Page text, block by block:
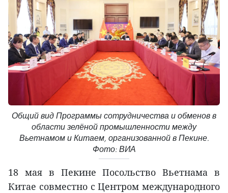
Общий вид Программы сотрудничества и обменов в
области зелёной промышленности между
Вьетнамом и Китаем, организованной в Пекине.
Фото: ВИА
18 мая в Пекине Посольство Вьетнама в
Китае совместно с Центром международного